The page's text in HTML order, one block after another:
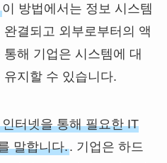
이 방법에서는 정보 시스템
결되고 외부로부터의 액
해 기업은 시스템에 대
지할 수 있습니다.
터넷을 통해 필요한 IT
말합니다.. 기업은 하드